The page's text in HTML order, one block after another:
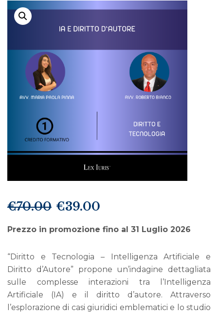
€70.00 Il
originale
€39.00
attuale
Prezzo in promozione fino al 31 Luglio 2026
“Diritto e Tecnologia – Intelligenza Artificiale e
Diritto d’Autore” propone un’indagine dettagliata
sulle complesse interazioni tra l’Intelligenza
Artificiale (IA) e il diritto d’autore. Attraverso
l’esplorazione di casi giuridici emblematici e lo studio